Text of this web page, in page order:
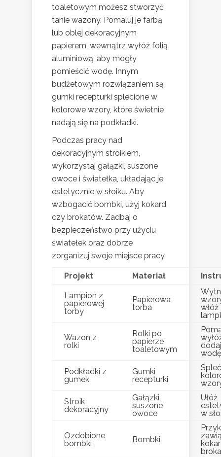
toaletowym możesz stworzyć
tanie wazony. Pomaluj je farbą
lub oblej dekoracyjnym
papierem, wewnątrz wyłóż folią
aluminiową, aby mogły
pomieścić wodę. Innym
budżetowym rozwiązaniem są
gumki recepturki splecione w
kolorowe wzory, które świetnie
nadają się na podkładki.
Podczas pracy nad
dekoracyjnym stroikiem,
wykorzystaj gałązki, suszone
owoce i światełka, układając je
estetycznie w słoiku. Aby
wzbogacić bombki, użyj kokard
czy brokatów. Zadbaj o
bezpieczeństwo przy użyciu
światełek oraz dobrze
zorganizuj swoje miejsce pracy.
Projekt Materiał
Lampion z
papierowej
torby
Papierowa
torba
włóż
Wazon z
rolki
Rolki po
papierze
toaletowym
dodaj
wodę
Podkładki z
gumek
Gumki
recepturki
Stroik
dekoracyjny
Gałązki,
suszone
owoce
Ułóż
w
Ozdobione
bombki
Bombki